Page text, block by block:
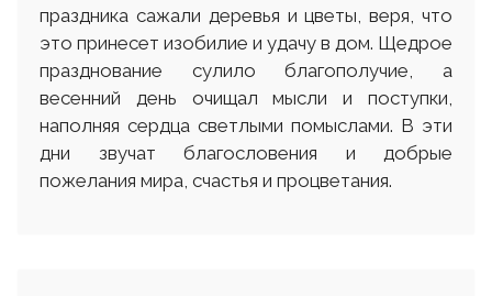
праздника сажали деревья и цветы, веря, что
это принесет изобилие и удачу в дом. Щедрое
празднование сулило благополучие, а
весенний день очищал мысли и поступки,
наполняя сердца светлыми помыслами. В эти
дни звучат благословения и добрые
пожелания мира, счастья и процветания.